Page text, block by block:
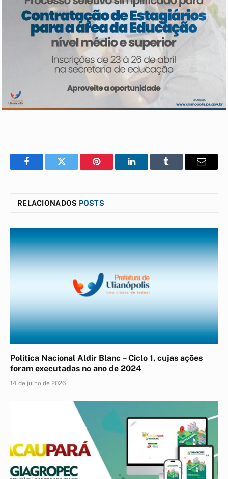
FacebookTwitter Pinterest LinkedInTumblr
E-
RELACIONADOS POSTS
Política Nacional Aldir Blanc – Ciclo 1, cujas ações
foram executadas no ano de 2024
14 de julho de 2026